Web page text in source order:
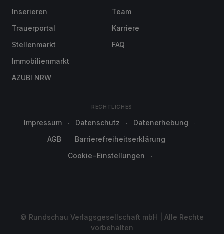
Inserieren
Trauerportal
Stellenmarkt
Immobilienmarkt
AZUBI NRW
Team
Karriere
FAQ
RECHTLICHES
Impressum Datenschutz
Datenerhebung
AGB
Barrierefreiheitserklärung
Cookie-Einstellungen
© Rundschau Verlagsgesellschaft mbH | Alle Rechte
vorbehalten